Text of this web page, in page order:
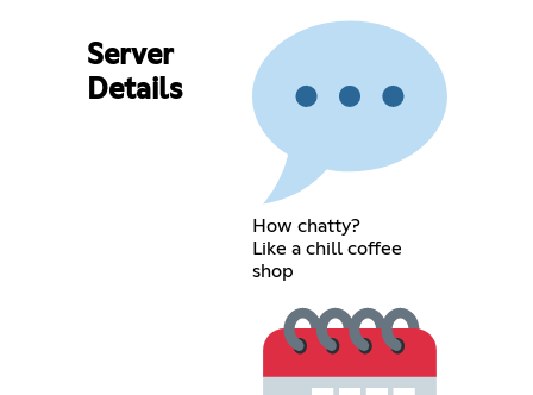
Server
Details
How chatty?
Like a chill coffee
shop